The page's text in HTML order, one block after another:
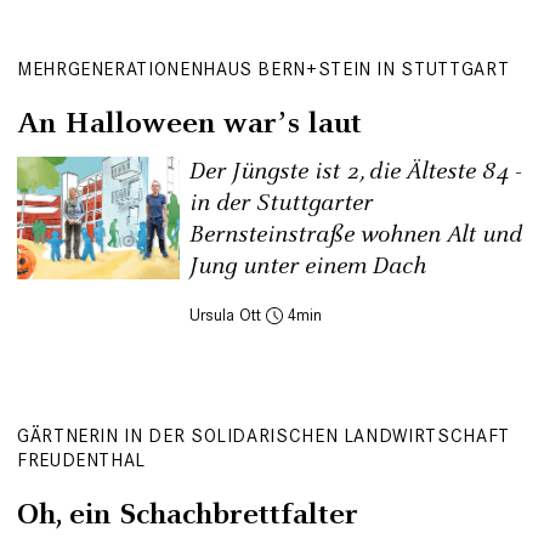
MEHRGENERATIONENHAUS BERN+STEIN IN STUTTGART
An Halloween warʼs laut
Der Jüngste ist 2, die Älteste 84 -
in der Stuttgarter
Bernsteinstraße wohnen Alt und
Jung unter einem Dach
Ursula Ott 4
GÄRTNERIN IN DER SOLIDARISCHEN LANDWIRTSCHAFT
FREUDENTHAL
Oh, ein Schachbrettfalter